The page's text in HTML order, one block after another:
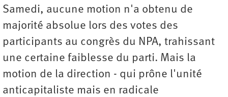
Samedi, aucune motion n'a obtenu de
majorité absolue lors des votes des
participants au congrès du NPA, trahissant
une certaine faiblesse du parti. Mais la
motion de la direction - qui prône l'unité
anticapitaliste mais en radicale